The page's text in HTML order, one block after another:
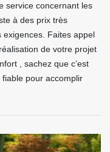
service concernant les
à des prix très
Faites appel
de votre projet
, sachez que c’est
fiable pour accomplir